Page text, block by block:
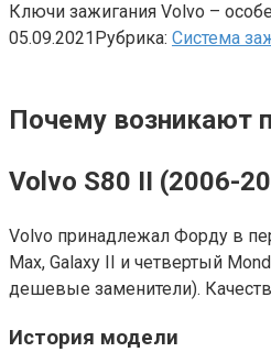
Ключи зажигания Volvo –
05.09.2021Рубрика: Система
Почему возникают
Volvo S80 II (2006-
Volvo принадлежал Форду в
Max, Galaxy II и четвертый
дешевые заменители).
История модели